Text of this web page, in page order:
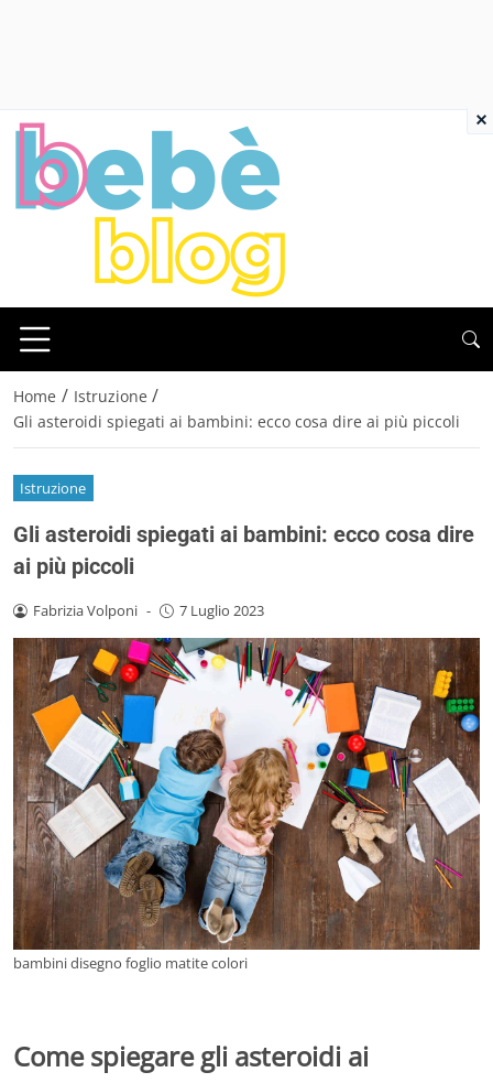
Home / Istruzione /
Gli asteroidi spiegati ai bambini: ecco cosa dire ai più piccoli
Istruzione
Gli asteroidi spiegati ai bambini: ecco cosa dire
ai più piccoli
Fabrizia Volponi - 7 Luglio 2023
bambini disegno foglio matite colori
Come spiegare gli asteroidi ai
×